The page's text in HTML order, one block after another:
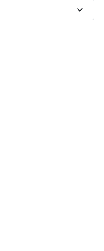
expand_more